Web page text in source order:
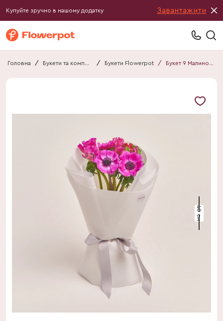
Купуйте зручно в нашому додатку Завантажити
Головна / Букети та композиції / Букети Flowerpot / Букет 9 Малинових Анемонів F314
40 см